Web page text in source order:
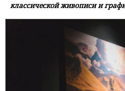
классической живописи и